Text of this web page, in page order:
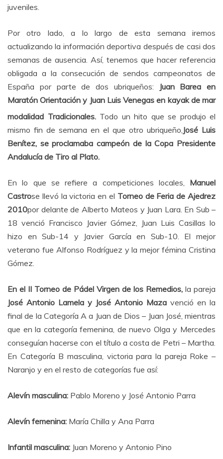
juveniles.
Por otro lado, a lo largo de esta semana iremos
actualizando la información deportiva después de casi dos
semanas de ausencia. Así, tenemos que hacer referencia
obligada a la consecución de sendos campeonatos de
España por parte de dos ubriqueños:
Juan Barea en
Maratón Orientación y Juan Luis Venegas en kayak de mar
modalidad Tradicionales.Todo un hito que se produjo el
mismo fin de semana en el que otro ubriqueño,José Luis
Benítez, se proclamaba campeón de la Copa Presidente
Andalucía de Tiro al Plato.
En lo que se refiere a competiciones locales, Manuel
Castrose llevó la victoria en el Torneo de Feria de Ajedrez
2010por delante de Alberto Mateos y Juan Lara. En Sub –
18 venció Francisco Javier Gómez, Juan Luis Casillas lo
hizo en Sub-14 y Javier García en Sub-10. El mejor
veterano fue Alfonso Rodríguez y la mejor fémina Cristina
Gómez.
En el II Torneo de Pádel Virgen de los Remedios, la pareja
José Antonio Lamela y José Antonio Maza venció en la
final de la Categoría A a Juan de Dios – Juan José, mientras
que en la categoría femenina, de nuevo Olga y Mercedes
conseguían hacerse con el título a costa de Petri – Martha.
En Categoría B masculina, victoria para la pareja Roke –
Naranjo y en el resto de categorías fue así:
Alevín masculina: Pablo Moreno y José Antonio Parra
Alevín femenina: María Chilla y Ana Parra
Infantil masculina: Juan Moreno y Antonio Pino